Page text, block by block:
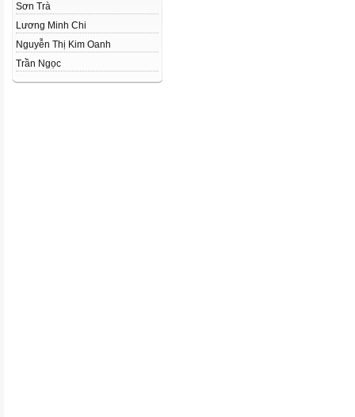
Sơn Trà
Lương Minh Chi
Nguyễn Thị Kim Oanh
Trần Ngọc